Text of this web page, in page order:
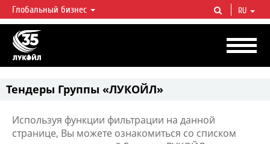
ЛУКОЙЛ СЕГОДНЯ
ЛУКОЙЛ — одна из крупнейших вертикально интегрированных
нефтегазовых компаний в мире, на долю которой приходится более 2%
мировой добычи нефти и около 1% доказанных запасов углеводородов.
Глобальный бизнес RU
Тендеры Группы «ЛУКОЙЛ»
Используя функции фильтрации на данной
странице, Вы можете ознакомиться со списком